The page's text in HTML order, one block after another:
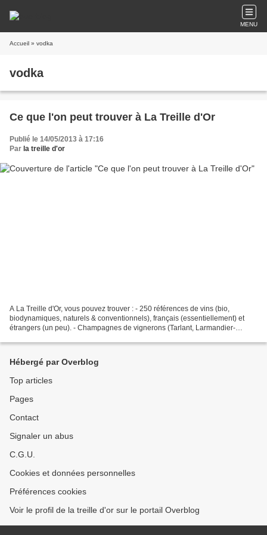
MENU
Accueil » vodka
vodka
Ce que l'on peut trouver à La Treille d'Or
Publié le 14/05/2013 à 17:16
Par la treille d'or
A La Treille d'Or, vous pouvez trouver : - 250 références de vins (bio,
biodynamiques, naturels & conventionnels), français (essentiellement) et
étrangers (un peu). - Champagnes de vignerons (Tarlant, Larmandier-
Hébergé par Overblog
Top articles
Pages
Contact
Signaler un abus
C.G.U.
Cookies et données personnelles
Préférences cookies
Voir le profil de la treille d'or sur le portail Overblog